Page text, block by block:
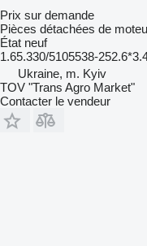
Prix sur demande
Pièces détachées de
État neuf
1.65.330/5105538-
Ukraine, m. Kyiv
TOV "Trans Agro Market"
Contacter le vendeur